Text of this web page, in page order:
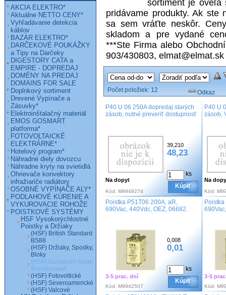
sortiment je oveľa
pridávame produkty. Ak ste
sa sem vráťte neskôr.
skladom a pre vydané
***Ste Firma alebo
903/430803, elmat@elmat.sk
Počet položiek: 12 Odkaz
P40 U 06 250A dopredaj starých
zásob, nutné preveriť dostupnosť
39,210
48,23
ks
Kúpiť
Na dopyt
Kód: M9949274
P40 U
zásob,
Na
Kód:
Poistka P51T06 200A, aR,
690Vac, 440Vdc, OEZ, 06682.
0,008
0,01
ks
Kúpiť
3-5 prac. dní
Kód: M9942507
3-5
Kód:
AKCIA ELEKTRO*
Aktuálne NETTO CENY*
Vyhľadávanie detekcia
káblov
BAZÁR ELEKTRO*
DARČEKOVÉ POUKÁŽKY
a Tipy na Darčeky
DIGESTORY CATA a
EMPIRE - DOPREDAJ
DOMÉNY NA PREDAJ
DOMAINS FOR SALE
Doplnkový sortiment
Drevené Vypínače a
Zásuvky*
Elektroinštalačný materiál
EMOS GOSMART
platforma*
FOTOVOLTAICKÉ
ELEKTRÁRNE*
Hotelový program*
Náhradné diely dovozcu
Náhradne kryty na svietidlá
Ohrievače konvektory
infražiariče radiátory
OSOBNÉ VYPÍNAČE ALY*
PODLAHOVÉ KÚRENIE A
VYKUROVACIE ROHOŽE
POISTKOVÉ SYSTÉMY
HSF Vysokorýchlostné
Poistky a Držiaky
(HSF) British Standard
BS88
(HSF) Držiaky, Spodky,
Bloky
(HSF) European Style
Štvorhranné
(HSF) Fotovoltické
(HSF) Severoamerické
(HSF) Valcové